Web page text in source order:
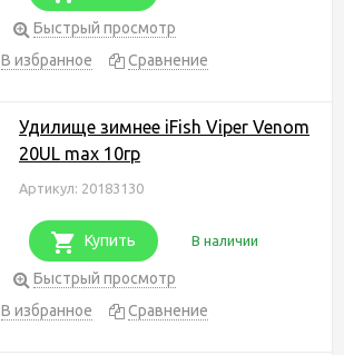
Быстрый просмотр
В избранное
Сравнение
Удилище зимнее iFish Viper Venom
20UL max 10гр
Артикул: 20183130
Купить В наличии
Быстрый просмотр
В избранное
Сравнение